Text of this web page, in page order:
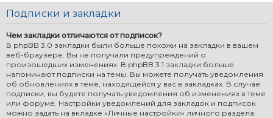
Подписки и закладки
Чем закладки отличаются от подписок?
В phpBB 3.0 закладки были больше похожи на закладки в вашем
веб-браузере. Вы не получали предупреждений о
произошедших изменениях. В phpBB 3.1 закладки больше
напоминают подписки на темы. Вы можете получать уведомления
об обновлениях в теме, находящейся у вас в закладках. В случае
подписки, вы будете получать уведомления об изменениях в теме
или форуме. Настройки уведомлений для закладок и подписок
можно задать на вкладке «Личные настройки» личного раздела.